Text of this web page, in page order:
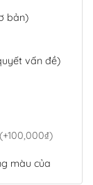
bản)
vấn đề)
(+100,000₫)
màu của